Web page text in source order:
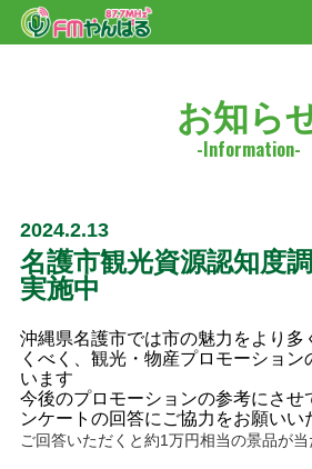
お知ら
2024.2.13
名護市観光資源認知度
実施中
沖縄県名護市では市の魅力をより多
くべく、観光・物産プロモーション
います
今後のプロモーションの参考にさせ
ンケートの回答にご協力をお願いい
ご回答いただくと約1万円相当の景品が